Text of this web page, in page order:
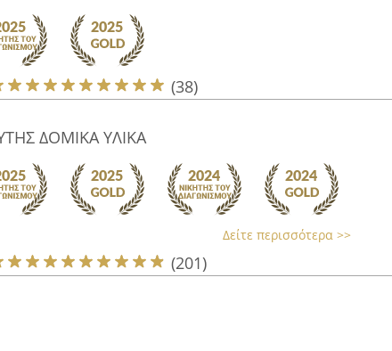
(38)
ΔΟΜΙΚΑ ΥΛΙΚΑ
Δείτε περισσότερα >>
(201)